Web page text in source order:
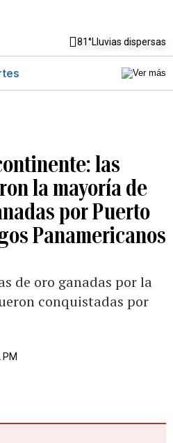
81°Lluvias dispersas
las
la mayoría de
por Puerto
Panamericanos
de oro ganadas por la
conquistadas por